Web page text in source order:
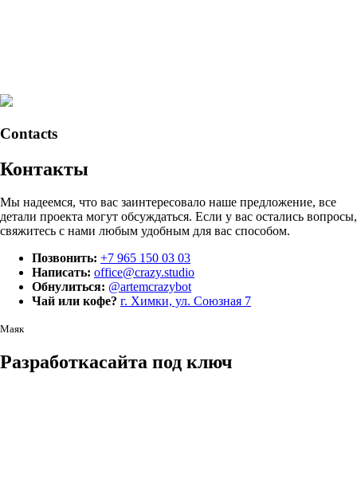
Contacts
Контакты
Мы надеемся, что вас заинтересовало наше предложение, все
детали проекта могут обсуждаться. Если у вас остались вопросы,
свяжитесь с нами любым удобным для вас способом.
Позвонить: +7 965 150 03 03
Написать: office@crazy.studio
Обнулиться: @artemcrazybot
Чай или кофе? г. Химки, ул. Союзная 7
Маяк
Разработкасайта под ключ